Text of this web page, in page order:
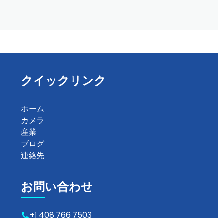
クイックリンク
ホーム
カメラ
産業
ブログ
連絡先
お問い合わせ
+1 408 766 7503